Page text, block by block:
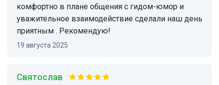
комфортно в плане общения с гидом-юмор и
уважительное взаимодействие сделали наш день
приятным . Рекомендую!
19 августа 2025
Святослав